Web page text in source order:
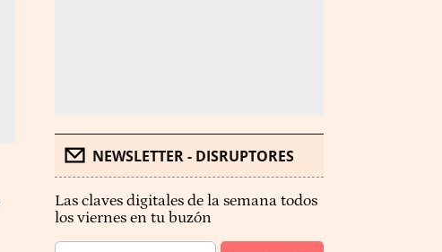
NEWSLETTER - DISRUPTORES
Las claves digitales de la semana todos
los viernes en tu buzón